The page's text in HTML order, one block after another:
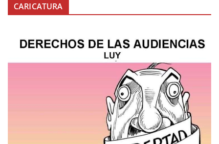
CARICATURA